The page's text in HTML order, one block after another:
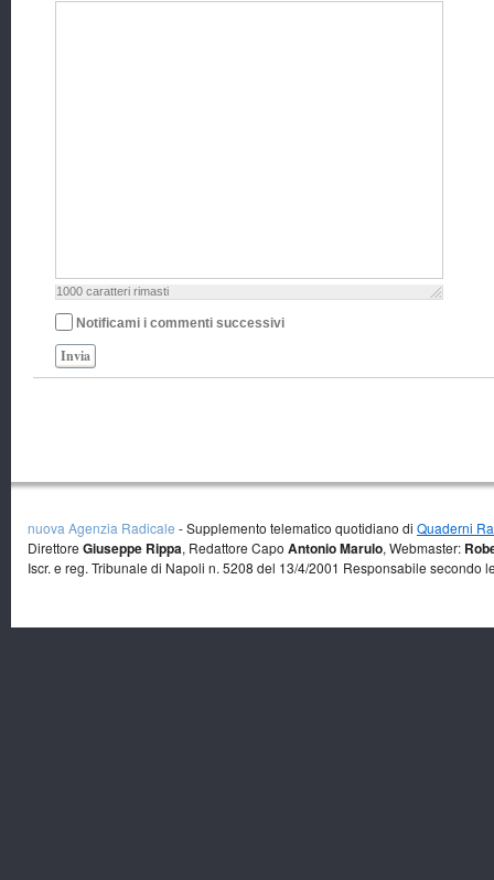
1000 caratteri rimasti
Notificami i commenti successivi
Invia
nuova Agenzia Radicale - Supplemento telematico quotidiano di Quaderni
Direttore Giuseppe Rippa, Redattore Capo Antonio Marulo, Webmaster:
Iscr. e reg. Tribunale di Napoli n. 5208 del 13/4/2001 Responsabile secondo